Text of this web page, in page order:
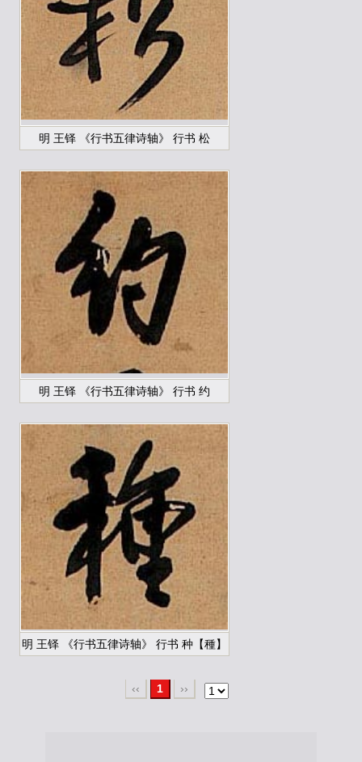
明 王铎 《行书五律诗轴》 行书 松
明 王铎 《行书五律诗轴》 行书 约
明 王铎 《行书五律诗轴》 行书 种【種】
‹‹ 1 ››